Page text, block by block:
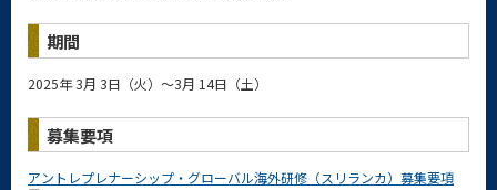
期間
2025年 3月 3日（火）～3月 14日（土）
募集要項
アントレプレナーシップ・グローバル海外研修（スリランカ）募集要項